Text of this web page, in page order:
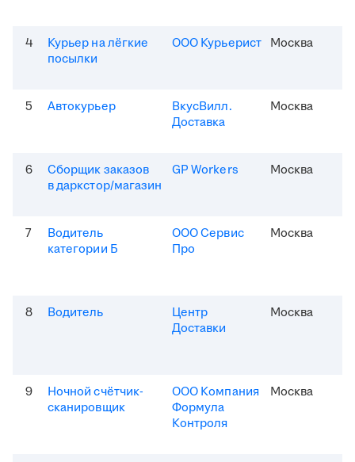
4
Курьер на лёгкие
посылки
ООО Курьерист Москва
5 Автокурьер
ВкусВилл.
Доставка
Москва
6
Сборщик заказов
в даркстор/магазин
GP Workers Москва
7
Водитель
категории Б
ООО Сервис
Про
Москва
8 Водитель
Центр
Доставки
Москва
9
Ночной счётчик-
сканировщик
ООО Компания
Формула
Контроля
Москва